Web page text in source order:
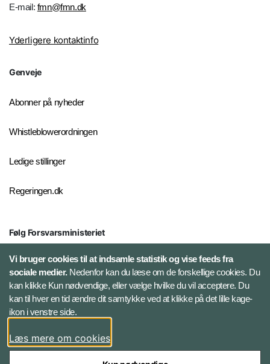
E-mail: fmn@fmn.dk
Yderligere kontaktinfo
Genveje
Abonner på nyheder
Whistleblowerordningen
Ledige stillinger
Regeringen.dk
Følg Forsvarsministeriet
X
LinkedIn
Instagram
Vi bruger cookies til at indsamle statistik og vise feeds fra
sociale medier.Nedenfor kan du læse om de forskellige cookies. Du
kan klikke Kun nødvendige, eller vælge hvilke du vil acceptere. Du
kan til hver en tid ændre dit samtykke ved at klikke på det lille kage-
ikon i venstre side.
Læs mere om cookies